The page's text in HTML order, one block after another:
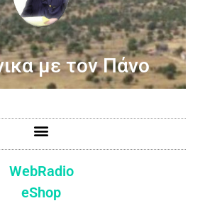
με τον Πάνο
WebRadio
eShop